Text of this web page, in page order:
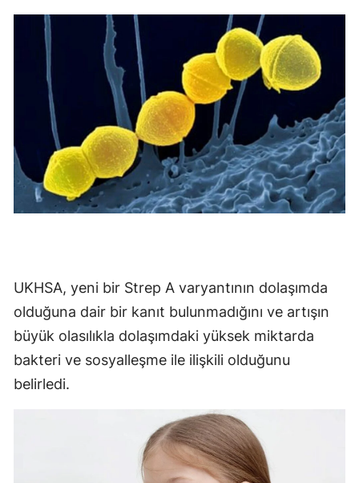
Tunceli
Şanlıurfa
Uşak
Yozgat
Zonguldak
Aksaray
Karaman
Kırıkkale
Bartın
Ardahan
UKHSA, yeni bir Strep A varyantının dolaşımda
olduğuna dair bir kanıt bulunmadığını ve artışın
büyük olasılıkla dolaşımdaki yüksek miktarda
bakteri ve sosyalleşme ile ilişkili olduğunu
belirledi.